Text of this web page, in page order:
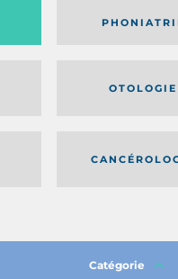
OTOLOGIE
Catégorie